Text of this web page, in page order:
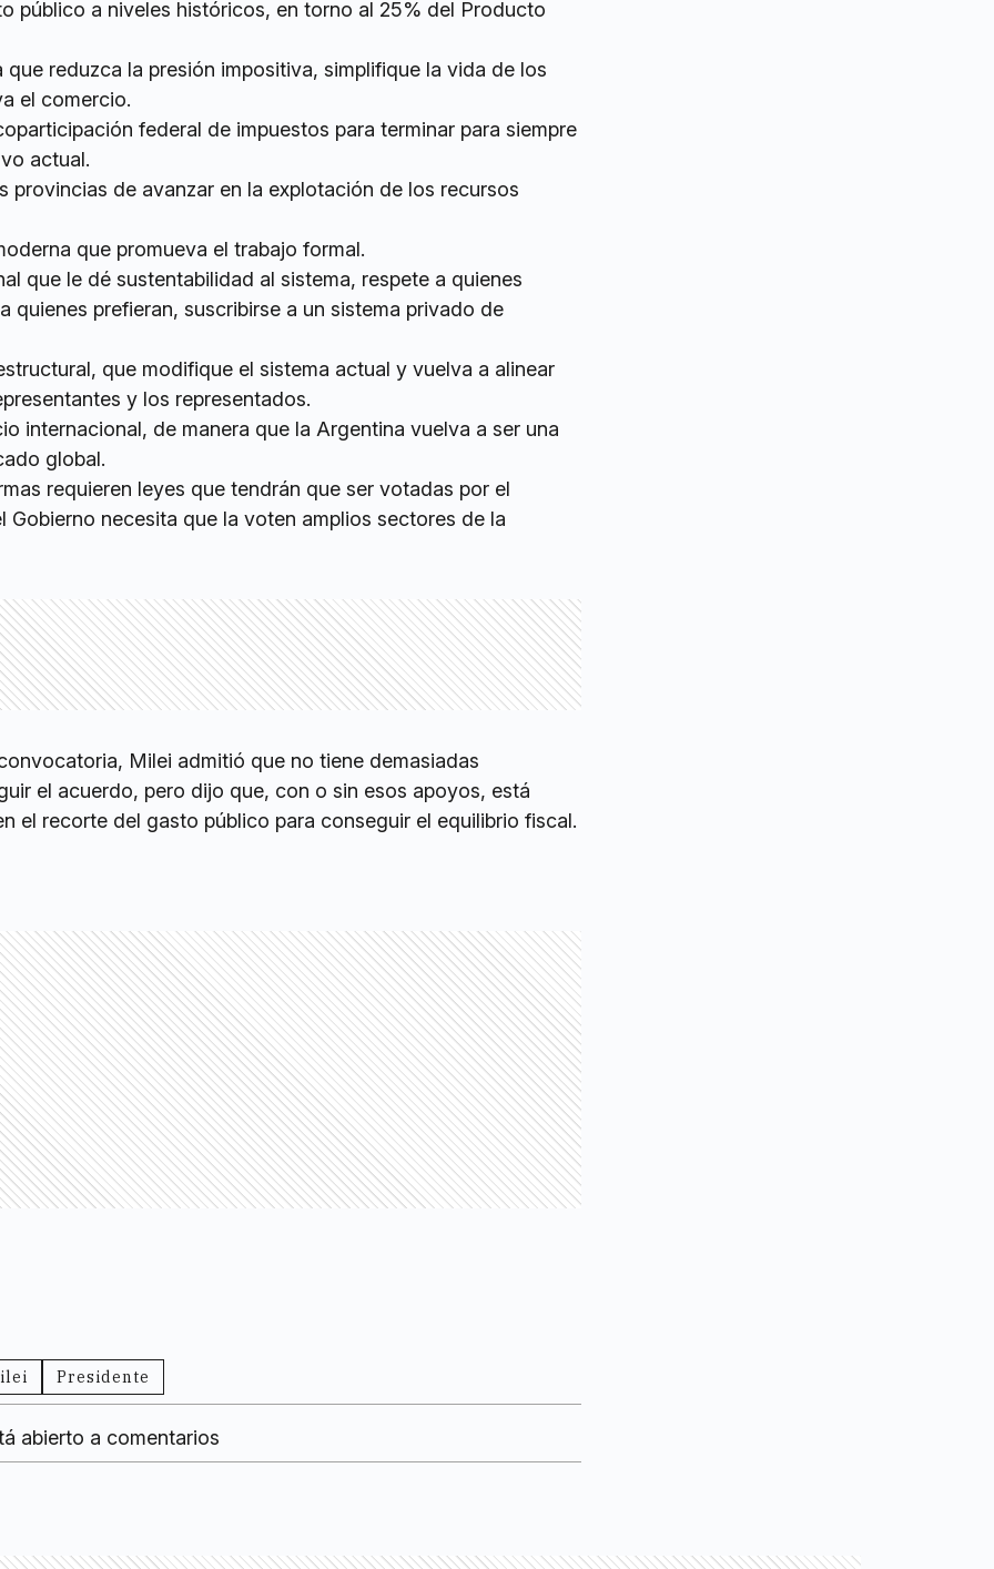
público a niveles históricos, en torno al 25% del Producto
que reduzca la presión impositiva, simplifique la vida de los
el comercio.
federal de impuestos para terminar para siempre
actual.
provincias de avanzar en la explotación de los recursos
que promueva el trabajo formal.
que le dé sustentabilidad al sistema, respete a quienes
quienes prefieran, suscribirse a un sistema privado de
que modifique el sistema actual y vuelva a alinear
y los representados.
internacional, de manera que la Argentina vuelva a ser una
global.
requieren leyes que tendrán que ser votadas por el
Gobierno necesita que la voten amplios sectores de la
Milei admitió que no tiene demasiadas
el acuerdo, pero dijo que, con o sin esos apoyos, está
el recorte del gasto público para conseguir el equilibrio fiscal.
Presidente
abierto a comentarios